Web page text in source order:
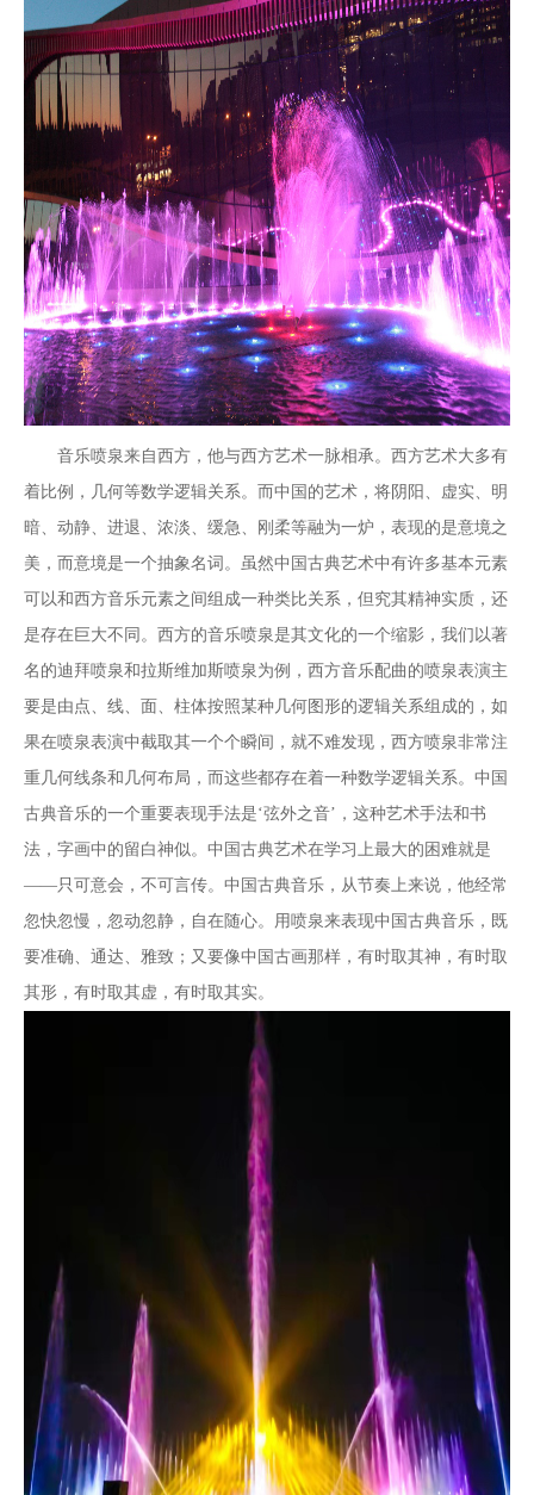
音乐喷泉来自西方，他与西方艺术一脉相承。西方艺术大多有
着比例，几何等数学逻辑关系。而中国的艺术，将阴阳、虚实、明
暗、动静、进退、浓淡、缓急、刚柔等融为一炉，表现的是意境之
美，而意境是一个抽象名词。虽然中国古典艺术中有许多基本元素
可以和西方音乐元素之间组成一种类比关系，但究其精神实质，还
是存在巨大不同。西方的音乐喷泉是其文化的一个缩影，我们以著
名的迪拜喷泉和拉斯维加斯喷泉为例，西方音乐配曲的喷泉表演主
要是由点、线、面、柱体按照某种几何图形的逻辑关系组成的，如
果在喷泉表演中截取其一个个瞬间，就不难发现，西方喷泉非常注
重几何线条和几何布局，而这些都存在着一种数学逻辑关系。中国
古典音乐的一个重要表现手法是‘弦外之音’，这种艺术手法和书
法，字画中的留白神似。中国古典艺术在学习上最大的困难就是
——只可意会，不可言传。中国古典音乐，从节奏上来说，他经常
忽快忽慢，忽动忽静，自在随心。用喷泉来表现中国古典音乐，既
要准确、通达、雅致；又要像中国古画那样，有时取其神，有时取
其形，有时取其虚，有时取其实。